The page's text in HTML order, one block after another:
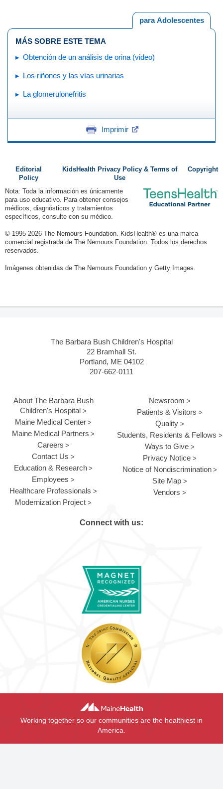
para Adolescentes
MÁS SOBRE ESTE TEMA
Obtención de un análisis de orina (video)
Los riñones y las vías urinarias
La glomerulonefritis
Imprimir
Editorial
Policy
KidsHealth Privacy Policy & Terms of
Use
Copyright
Nota: Toda la información es únicamente
para uso educativo. Para obtener consejos
médicos, diagnósticos y tratamientos
específicos, consulte con su médico.
© 1995-2026 The Nemours Foundation. KidsHealth® es una marca
comercial registrada de The Nemours Foundation. Todos los derechos
reservados.
Imágenes obtenidas de The Nemours Foundation y Getty Images.
The Barbara Bush Children's Hospital
22 Bramhall St.
Portland, ME 04102
207-662-0111
About The Barbara Bush
Children's Hospital
Maine Medical Center
Maine Medical Partners
Careers
Contact Us
Education & Research
Employees
Healthcare Professionals
Modernization Project
Newsroom
Patients & Visitors
Quality
Students, Residents & Fellows
Ways to Give
Privacy Notice
Notice of Nondiscrimination
Site Map
Vendors
Connect with us:
Working together so our communities are the healthiest in
America.